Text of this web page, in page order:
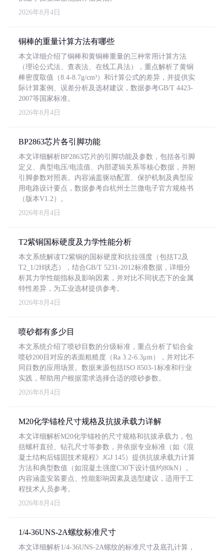
2026年8月4日
铜棒的重量计算方法有哪些
本文详细介绍了铜棒和黄铜棒重量的三种常用计算方法
（理论公式法、查表法、在线工具法），重点解析了黄铜
棒密度取值（8.4-8.7g/cm³）和计算公式的差异，并提供实
际计算案例、误差分析及选材建议，数据参考GB/T 4423-
2007等国家标准。
2026年8月4日
BP2863芯片各引脚功能
本文详细解析BP2863芯片的引脚功能及参数，包括各引脚
定义、典型电压/电流值、内部逻辑关系等核心数据，并附
引脚参数对照表。内容涵盖驱动配置、保护机制及典型应
用电路设计要点，数据参考自杭州士兰微电子官方规格书
（版本V1.2）。
2026年8月4日
T2紫铜国标硬度及力学性能分析
本文系统解读T2紫铜的国标硬度和抗拉强度（包括T2及
T2_1/2H状态），结合GB/T 5231-2012标准数据，详细分
析其力学性能指标及影响因素，并对比不同状态下的金属
特性差异，为工业选材提供参考。
2026年8月4日
喷砂都有多少目
本文系统介绍了喷砂目数的分级标准，重点分析了铝合金
喷砂200目对应的表面粗糙度（Ra 3.2-6.3μm），并对比不
同目数的应用场景。数据来源包括ISO 8503-1标准和行业
实践，帮助用户根据需求选择合适的喷砂参数。
2026年8月4日
M20化学锚栓尺寸规格及抗拔承载力详解
本文详细解析M20化学锚栓的尺寸规格和抗拔承载力，包
括螺杆直径、钻孔尺寸等参数，并依据专业标准（如《混
凝土结构后锚固技术规程》JGJ 145）提供抗拔承载力计算
方法和典型数值（如混凝土强度C30下设计值约80kN）。
内容涵盖安装要点、性能影响因素及选型建议，适用于工
程技术人员参考。
2026年8月4日
1/4-36UNS-2A螺纹标准尺寸
本文详细解析1/4-36UNS-2A螺纹的标准尺寸及底孔计算，